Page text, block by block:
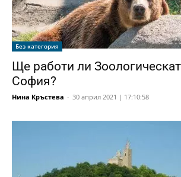
Без категория
Ще работи ли
София?
Нина Кръстева - 30 април 2021 | 17:10:58